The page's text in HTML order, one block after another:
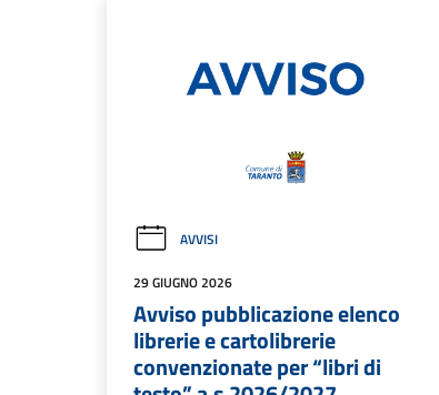
AVVISI
29 GIUGNO 2026
Avviso pubblicazione elenco
librerie e cartolibrerie
convenzionate per “libri di